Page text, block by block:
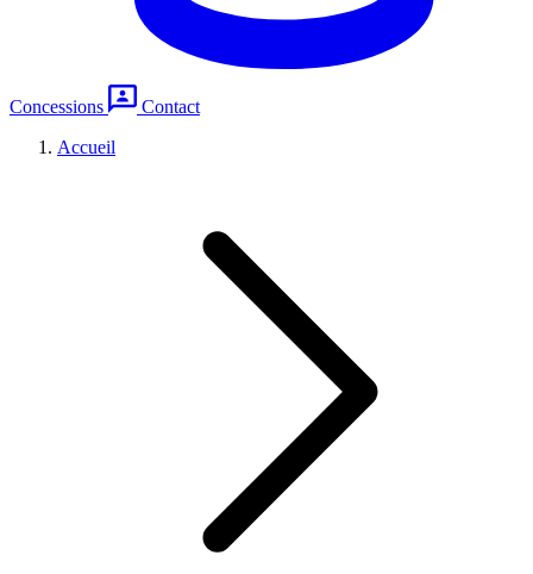
Concessions
Contact
Accueil